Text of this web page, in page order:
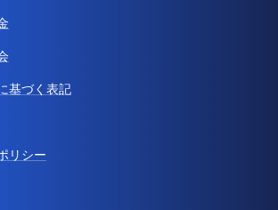
基づく表記
リシー